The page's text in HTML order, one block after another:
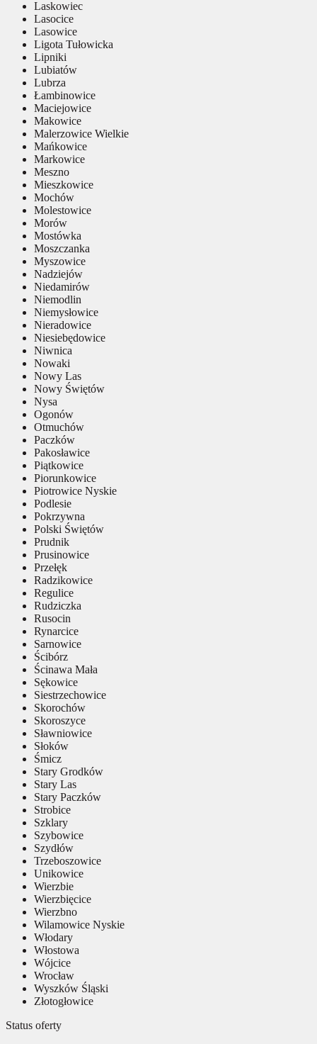
Laskowiec
Lasocice
Lasowice
Ligota Tułowicka
Lipniki
Lubiatów
Lubrza
Łambinowice
Maciejowice
Makowice
Malerzowice Wielkie
Mańkowice
Markowice
Meszno
Mieszkowice
Mochów
Molestowice
Morów
Mostówka
Moszczanka
Myszowice
Nadziejów
Niedamirów
Niemodlin
Niemysłowice
Nieradowice
Niesiebędowice
Niwnica
Nowaki
Nowy Las
Nowy Świętów
Nysa
Ogonów
Otmuchów
Paczków
Pakosławice
Piątkowice
Piorunkowice
Piotrowice Nyskie
Podlesie
Pokrzywna
Polski Świętów
Prudnik
Prusinowice
Przełęk
Radzikowice
Regulice
Rudziczka
Rusocin
Rynarcice
Sarnowice
Ścibórz
Ścinawa Mała
Sękowice
Siestrzechowice
Skorochów
Skoroszyce
Sławniowice
Słoków
Śmicz
Stary Grodków
Stary Las
Stary Paczków
Strobice
Szklary
Szybowice
Szydłów
Trzeboszowice
Unikowice
Wierzbie
Wierzbięcice
Wierzbno
Wilamowice Nyskie
Włodary
Włostowa
Wójcice
Wrocław
Wyszków Śląski
Złotogłowice
Status oferty